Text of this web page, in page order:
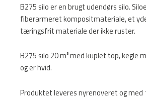
B275 silo er en brugtudendørs silo.
fiberarmeret kompositmateriale, et
tæringsfrit materiale der ikke ruster.
B275 silo 20m³ med kuplet top, kegle
og er hvid.
Produktet leveres nyrenoveret og med